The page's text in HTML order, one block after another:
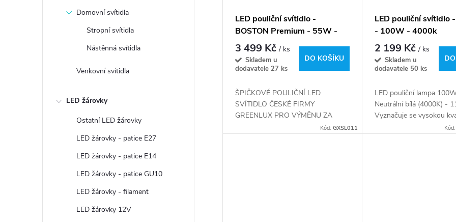
Domovní svítidla
Stropní svítidla
Nástěnná svítidla
Venkovní svítidla
LED žárovky
Ostatní LED žárovky
LED žárovky - patice E27
LED žárovky - patice E14
LED žárovky - patice GU10
LED žárovky - filament
LED žárovky 12V
t
LED pouliční svítidlo -
BOSTON Premium - 55W -
7700lm
3 499 Kč/ ks
Skladem u
dodavatele 27 ks
DO KOŠÍKU
ŠPIČKOVÉ POULIČNÍ LED
SVÍTIDLO ČESKÉ FIRMY
GREENLUX PRO VÝMĚNU ZA
SODÍKOVÉ SVÍTÍDLO 1:1 PRO
Kód:GXSL011
LED pouliční svítidlo
- 100W - 4000k
2 199 Kč/ ks
Skladem u
dodavatele 50 ks
LED pouliční lampa
Neutrální bílá (4000K) -
Vyznačuje se vysokou
zpracování a moderním